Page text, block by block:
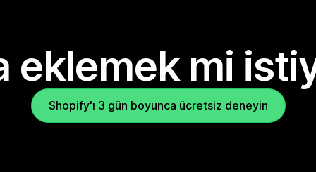
eklemek mi
Shopify'ı 3 gün boyunca ücretsiz deneyin